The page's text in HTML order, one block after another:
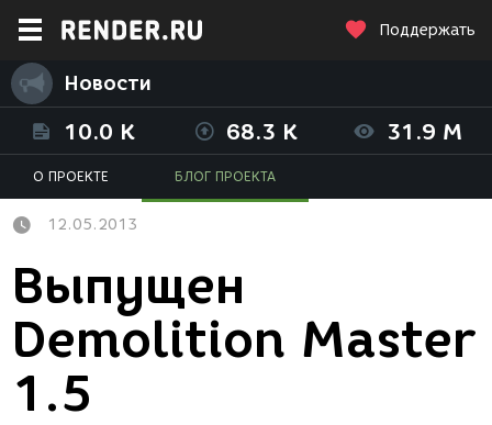
Поддержать
Новости
10.0 K 68.3 K 31.9 M
О ПРОЕКТЕ БЛОГ ПРОЕКТА
12.05.2013
Выпущен
Demolition Master
1.5